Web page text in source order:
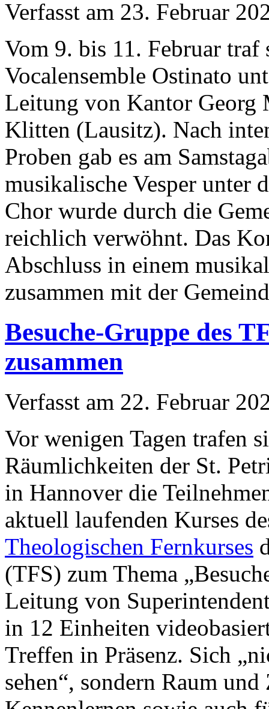
Verfasst am 23. Februar
Vom 9. bis 11. Februar traf
Vocalensemble Ostinato
Leitung von Kantor Georg
Klitten (Lausitz). Nach
Proben gab es am
musikalische Vesper unter
Chor wurde durch die
reichlich verwöhnt. Das
Abschluss in einem
zusammen mit der
Besuche-Gruppe des
zusammen
Verfasst am 22. Februar
Vor wenigen Tagen trafen
Räumlichkeiten der St.
in Hannover die
aktuell laufenden Kurses
Theologischen Fernkurses
(TFS) zum Thema
Leitung von
in 12 Einheiten
Treffen in Präsenz. Sich
sehen“, sondern Raum